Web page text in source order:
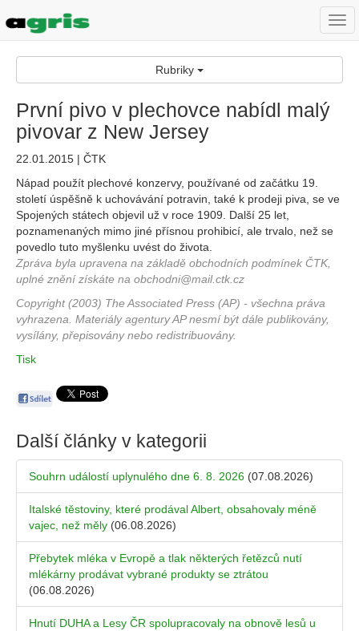
Rubriky
První pivo v plechovce nabídl malý
pivovar z New Jersey
22.01.2015 | ČTK
Nápad použít plechové konzervy, používané od začátku 19.
století úspěšně k uchovávání potravin, také k prodeji piva, se ve
Spojených státech objevil už v roce 1909. Další 25 let,
poznamenaných mimo jiné přísnou prohibicí, ale trvalo, než se
povedlo tuto myšlenku uvést do života.
Zpráva byla upravena na základě obchodních podmínek ČTK,
uplné znění získáte na obchodni@mail.ctk.cz
Copyright (2003) The Associated Press (AP) - všechna práva
vyhrazena. Materiály agentury AP nesmí být dále publikovány,
vysílány, přepisovány nebo redistribuovány.
Tisk
Další články v kategorii
Souhrn událostí uplynulého dne 6. 8. 2026 (07.08.2026)
Italské těstoviny, které prodával Albert, obsahovaly méně
vajec, než měly (06.08.2026)
Přebytek mléka v Evropě a tlak některých řetězců nutí
mlékárny prodávat vybrané produkty se ztrátou
(06.08.2026)
Hnutí DUHA a Lesy ČR spolupracovaly na obnově lesů u